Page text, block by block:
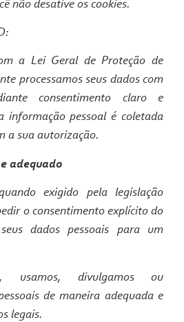
não desative os cookies.
a Lei Geral de Proteção de
processamos seus dados com
consentimento claro e
informação pessoal é coletada
a sua autorização.
adequado
exigido pela legislação
o consentimento explícito do
dados pessoais para um
usamos, divulgamos ou
de maneira adequada e
legais.